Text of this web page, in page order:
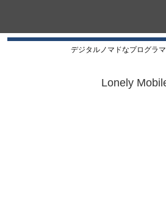
デジタルノマドなプログラ
Lonely